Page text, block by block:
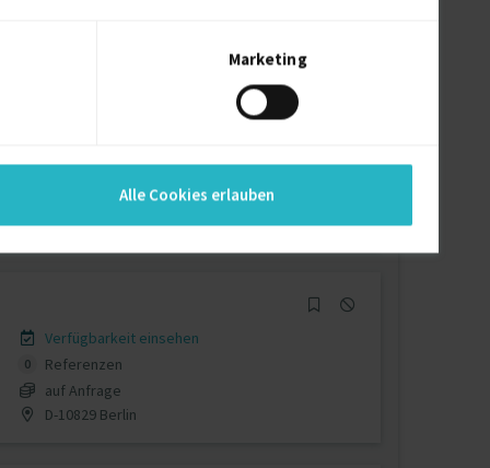
Marketing
Alle Cookies erlauben
Referenzen
auf Anfrage
D-14055 Berlin
Verfügbarkeit einsehen
0
Referenzen
auf Anfrage
D-10829 Berlin